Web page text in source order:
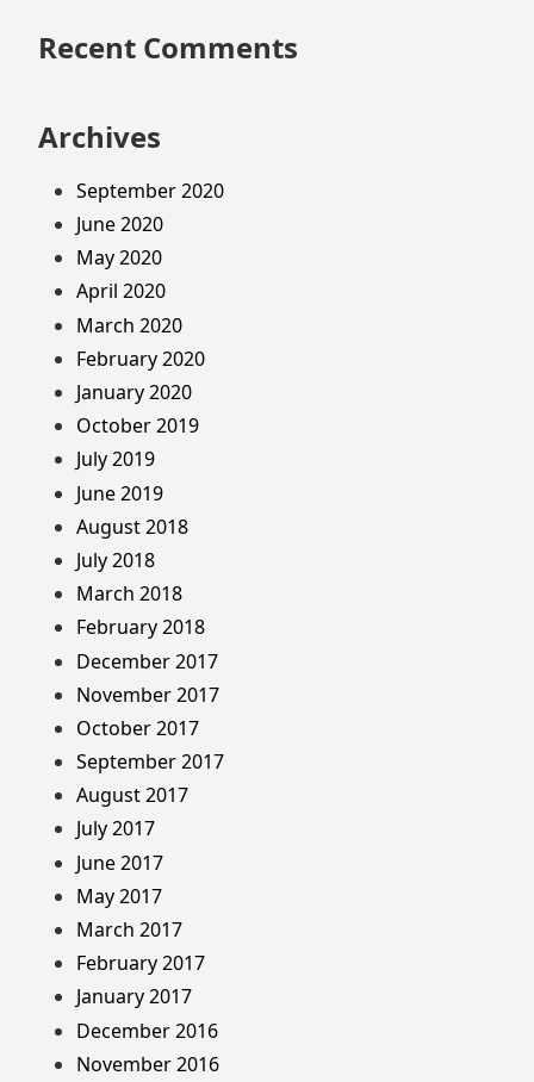
Recent Comments
Archives
September 2020
June 2020
May 2020
April 2020
March 2020
February 2020
January 2020
October 2019
July 2019
June 2019
August 2018
July 2018
March 2018
February 2018
December 2017
November 2017
October 2017
September 2017
August 2017
July 2017
June 2017
May 2017
March 2017
February 2017
January 2017
December 2016
November 2016